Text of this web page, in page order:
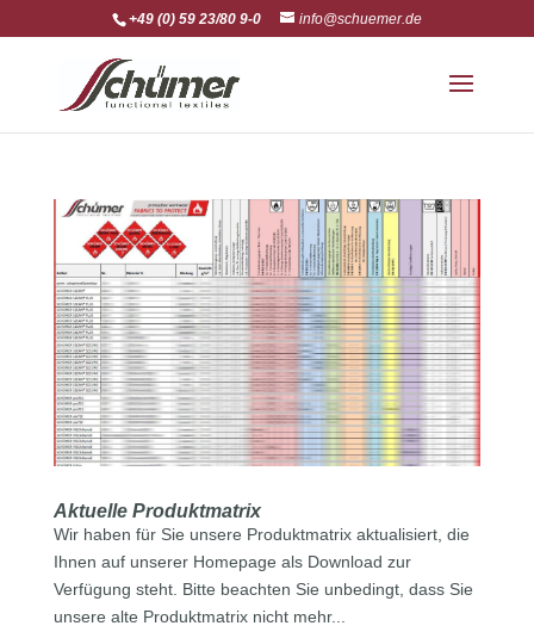
+49 (0) 59 23/80 9-0 info@schuemer.de
Aktuelle Produktmatrix
Wir haben für Sie unsere Produktmatrix aktualisiert, die
Ihnen auf unserer Homepage als Download zur
Verfügung steht. Bitte beachten Sie unbedingt, dass Sie
unsere alte Produktmatrix nicht mehr...